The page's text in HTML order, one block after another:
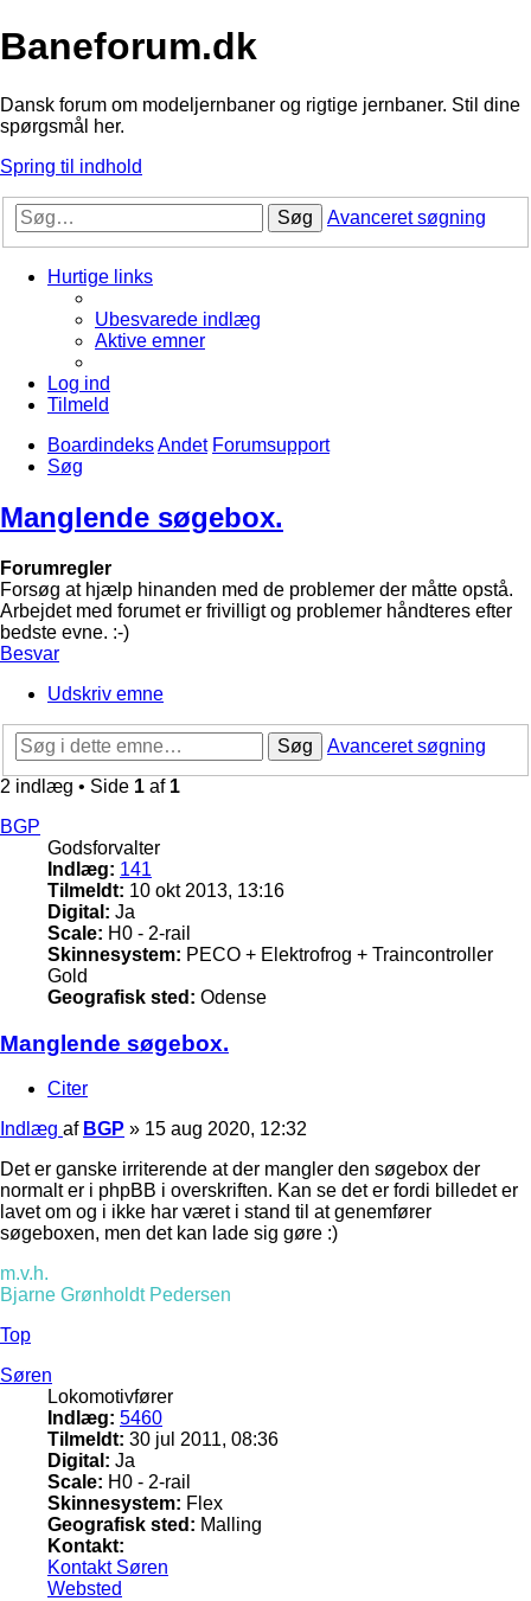
Baneforum.dk
Dansk forum om modeljernbaner og rigtige jernbaner. Stil dine
spørgsmål her.
Spring til indhold
Søg Avanceret søgning
Hurtige links
Ubesvarede indlæg
Aktive emner
Log ind
Tilmeld
BoardindeksAndet Forumsupport
Søg
Manglende søgebox.
Forumregler
Forsøg at hjælp hinanden med de problemer der måtte opstå.
Arbejdet med forumet er frivilligt og problemer håndteres efter
bedste evne. :-)
Besvar
Udskriv emne
Søg
Avanceret søgning
2 indlæg • Side 1 af 1
BGP
Godsforvalter
Indlæg: 141
Tilmeldt: 10 okt 2013, 13:16
Digital: Ja
Scale: H0 - 2-rail
Skinnesystem: PECO + Elektrofrog + Traincontroller
Gold
Geografisk sted: Odense
Manglende søgebox.
Citer
Indlæg af BGP » 15 aug 2020, 12:32
Det er ganske irriterende at der mangler den søgebox der
normalt er i phpBB i overskriften. Kan se det er fordi billedet er
lavet om og i ikke har været i stand til at genemfører
søgeboxen, men det kan lade sig gøre :)
m.v.h.
Bjarne Grønholdt Pedersen
Top
Søren
Lokomotivfører
Indlæg: 5460
Tilmeldt: 30 jul 2011, 08:36
Digital: Ja
Scale: H0 - 2-rail
Skinnesystem: Flex
Geografisk sted: Malling
Kontakt:
Kontakt Søren
Websted